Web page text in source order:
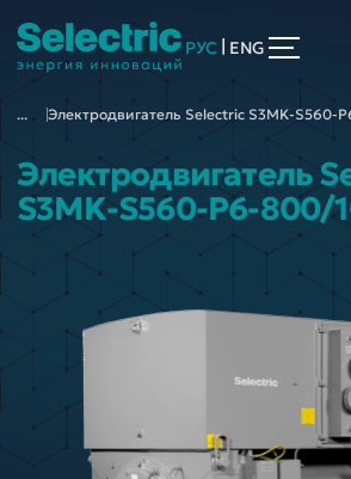
РУС ENG
... Электродвигатель Selectric S3MK-S560-
Электродвигатель
S3MK-S560-P6-800/